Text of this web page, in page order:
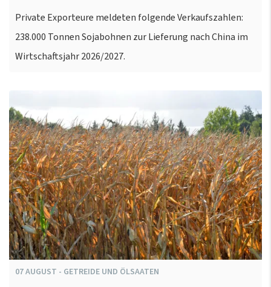
Private Exporteure meldeten folgende Verkaufszahlen:
238.000 Tonnen Sojabohnen zur Lieferung nach China im
Wirtschaftsjahr 2026/2027.
07AUGUST - GETREIDE UND ÖLSAATEN